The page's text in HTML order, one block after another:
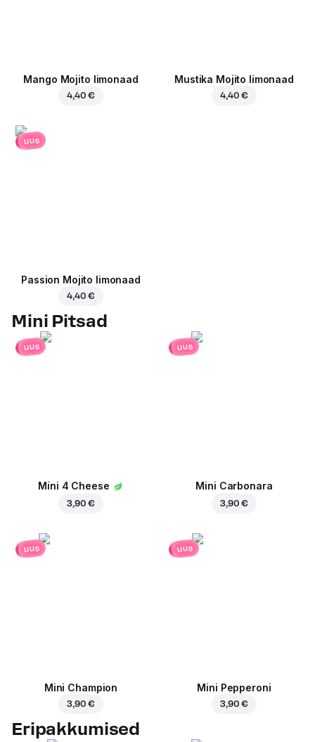
Mango Mojito limonaad
4,40 €
Mustika Mojito limonaad
4,40 €
uus
Passion Mojito limonaad
4,40 €
Mini Pitsad
uus
Mini 4 Cheese
3,90 €
uus
Mini Carbonara
3,90 €
uus
Mini Champion
3,90 €
uus
Mini Pepperoni
3,90 €
Eripakkumised